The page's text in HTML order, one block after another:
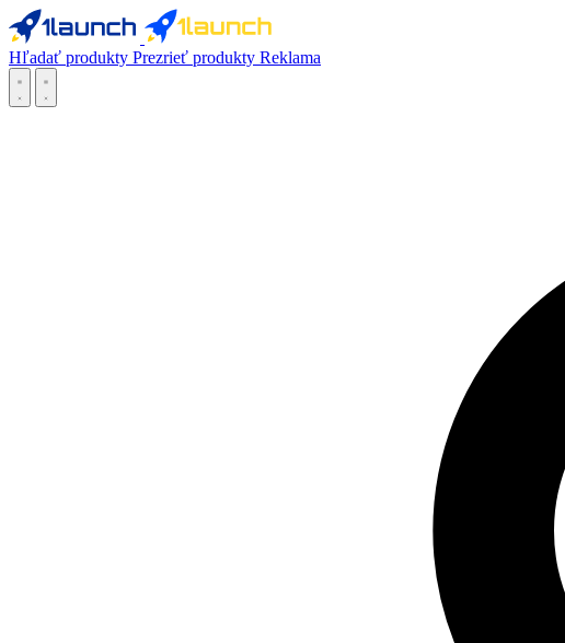
Hľadať produkty Prezrieť produkty Reklama